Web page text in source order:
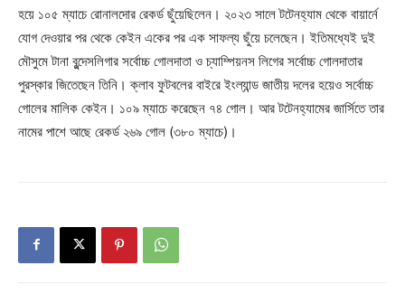
হয়ে ১০৫ ম্যাচে রোনালদোর রেকর্ড ছুঁয়েছিলেন। ২০২৩ সালে টটেনহ্যাম থেকে বায়ার্নে
যোগ দেওয়ার পর থেকে কেইন একের পর এক সাফল্য ছুঁয়ে চলেছেন। ইতিমধ্যেই দুই
মৌসুমে টানা বুন্দেসলিগার সর্বোচ্চ গোলদাতা ও চ্যাম্পিয়নস লিগের সর্বোচ্চ গোলদাতার
পুরস্কার জিতেছেন তিনি। ক্লাব ফুটবলের বাইরে ইংল্যান্ড জাতীয় দলের হয়েও সর্বোচ্চ
গোলের মালিক কেইন। ১০৯ ম্যাচে করেছেন ৭৪ গোল। আর টটেনহ্যামের জার্সিতে তার
নামের পাশে আছে রেকর্ড ২৬৯ গোল (৩৮০ ম্যাচে)।